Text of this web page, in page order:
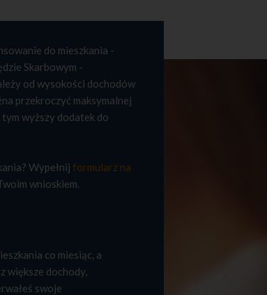
do mieszkania -
Skarbowym -
od wysokości dochodów
przekroczyć maksymalnej
wyższy dodatek do
Wypełnij formularz na
wnioskiem.
co miesiąc, a
większe dochody,
swoje